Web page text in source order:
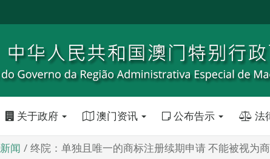
关于政府 澳门资讯 公布告示 法
新闻 终院：单独且唯一的商标注册续期申请 不能被视为